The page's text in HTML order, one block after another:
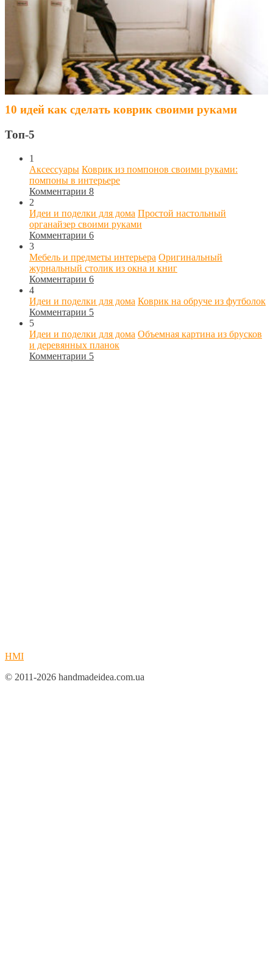
10 идей как сделать коврик своими руками
Топ-5
1
Аксессуары Коврик из помпонов своими руками:
помпоны в интерьере
Комментарии 8
2
Идеи и поделки для дома Простой настольный
органайзер своими руками
Комментарии 6
3
Мебель и предметы интерьера Оригинальный
журнальный столик из окна и книг
Комментарии 6
4
Идеи и поделки для дома Коврик на обруче из футболок
Комментарии 5
5
Идеи и поделки для дома Объемная картина из брусков
и деревянных планок
Комментарии 5
HMI
© 2011-2026 handmadeidea.com.ua